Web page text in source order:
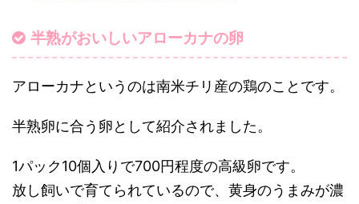
半熟がおいしいアローカナの卵
アローカナというのは南米チリ産の鶏のことです。
半熟卵に合う卵として紹介されました。
1パック10個入りで700円程度の高級卵です。
放し飼いで育てられているので、黄身のうまみが濃